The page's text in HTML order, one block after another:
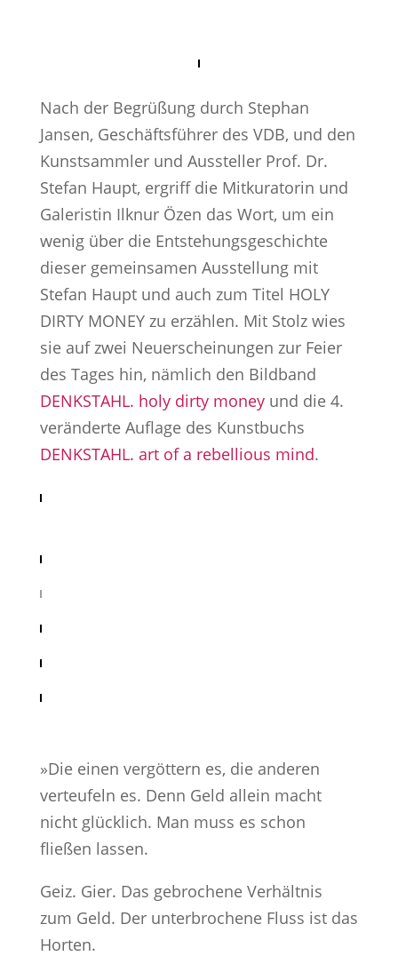
Nach der Begrüßung durch Stephan
Jansen, Geschäftsführer des VDB, und den
Kunstsammler und Aussteller Prof. Dr.
Stefan Haupt, ergriff die Mitkuratorin und
Galeristin Ilknur Özen das Wort, um ein
wenig über die Entstehungsgeschichte
dieser gemeinsamen Ausstellung mit
Stefan Haupt und auch zum Titel HOLY
DIRTY MONEY zu erzählen. Mit Stolz wies
sie auf zwei Neuerscheinungen zur Feier
des Tages hin, nämlich den Bildband
DENKSTAHL. holy dirty moneyund die 4.
veränderte Auflage des Kunstbuchs
DENKSTAHL. art of a rebellious mind.
»Die einen vergöttern es, die anderen
verteufeln es. Denn Geld allein macht
nicht glücklich. Man muss es schon
fließen lassen.
Geiz. Gier. Das gebrochene Verhältnis
zum Geld. Der unterbrochene Fluss ist das
Horten.